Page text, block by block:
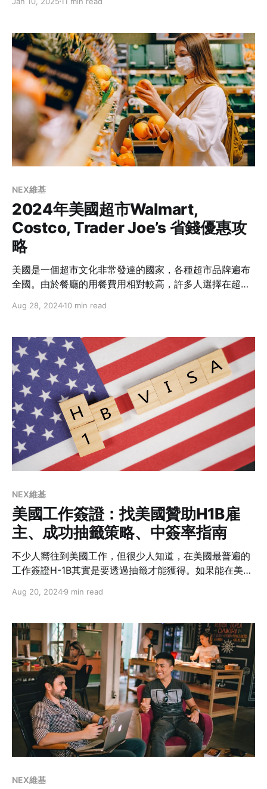
的舞台，透過本文，你將學會如何善用 AI 工具，遵循五
中脫穎而出，找到心儀的工作。
NEX維基
2024年美國超市Walmart,
Costco, Trader Joe’s 省錢優惠攻
略
美國是一個超市文化非常發達的國家，各種超市品牌遍布
全國。由於餐廳的用餐費用相對較高，許多人選擇在超市
歡批發商品的Costco，還是偏好有機食品的Trader
留學生來說，了解最常光顧的超市有哪些，以及如何找到
性價比最高的商品，能讓生活更輕鬆愉快。接下來，我們
就來看看美國常見的超市有哪些吧！
Aug 28, 202410 min read
NEX維基
美國工作簽證：找美國贊助H1B雇
主、成功抽籤策略、中簽率指南
不少人嚮往到美國工作，但很少人知道，在美國最普遍的
工作簽證H-1B其實是要透過抽籤才能獲得。如果能在美國
疑是最理想的情況。然而，在美國工作並不容易。為了讓
簽證的雇主，甚至如何成功說服雇主幫你參加簽證抽籤。
Aug 20, 20249 min read
NEX維基